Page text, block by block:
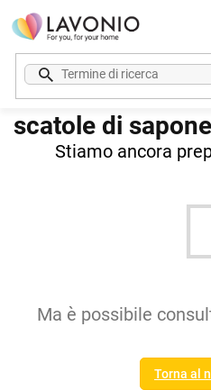
Vai
contenuto
scatole di sapone
Stiamo ancora
Ma è possibile
Torna al